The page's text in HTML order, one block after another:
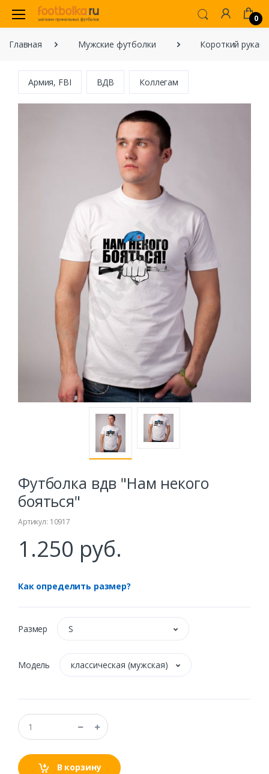
0
Главная Мужские футболки Короткий рукав
Армия, FBI ВДВ Коллегам
Футболка вдв "Нам некого
бояться"
Артикул: 10917
1.250 руб.
Как определить размер?
Размер S
Модель классическая (мужская)
В корзину